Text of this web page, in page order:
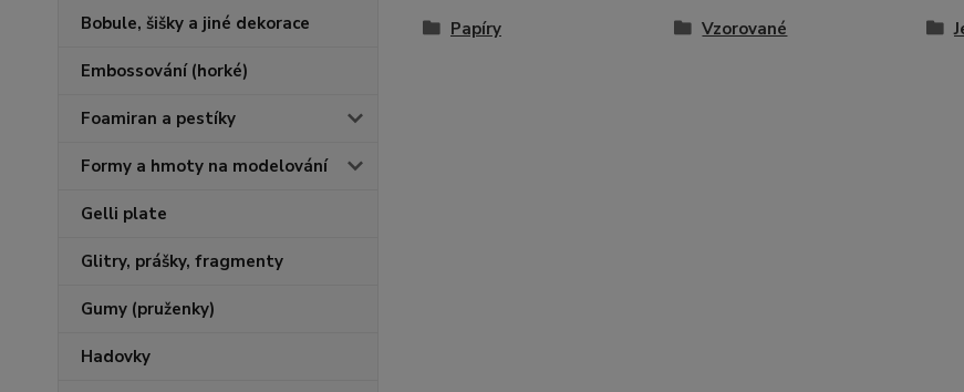
Bobule, šišky a jiné dekorace
Embossování (horké)
Foamiran a pestíky
Formy a hmoty na modelování
Gelli plate
Glitry, prášky, fragmenty
Gumy (pruženky)
Hadovky
Papíry Vzorované